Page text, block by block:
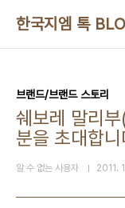
한국지엠 톡
브랜드/브랜드 스토리
쉐보레 말리
분을 초대합니
알 수 없는 사용자 2011.